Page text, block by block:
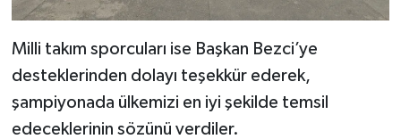
Milli takım sporcuları ise Başkan Bezci’ye
desteklerinden dolayı teşekkür ederek,
şampiyonada ülkemizi en iyi şekilde temsil
edeceklerinin sözünü verdiler.